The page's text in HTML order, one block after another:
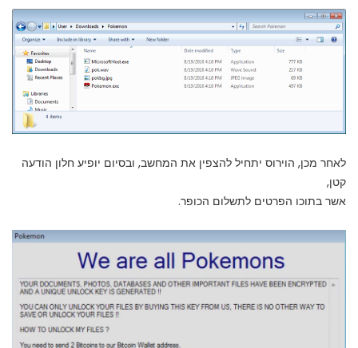
לאחר מכן, הוירוס יתחיל להצפין את המחשב, ובסיום יופיע חלון הודעה
קטן,
אשר בתוכו הפרטים לתשלום הכופר.